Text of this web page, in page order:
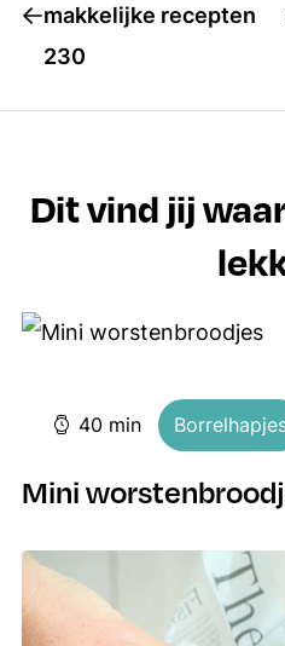
makkelijke recepten
230
Dit vind jij
40 minuten
min
Mini